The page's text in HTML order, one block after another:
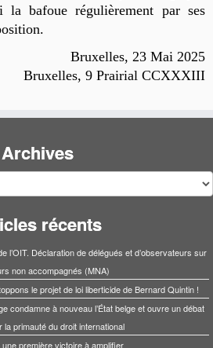
la bafoue régulièrement par ses
Bruxelles, 23 Mai 2025
Bruxelles, 9 Prairial CCXXXIII
Archives
récents
l’OIT. Déclaration de délégués et d’observateurs sur
non accompagnés (MNA)
le projet de loi liberticide de Bernard Quintin !
condamne à nouveau l’État belge et ouvre un débat
la primauté du droit international
une première victoire à amplifier